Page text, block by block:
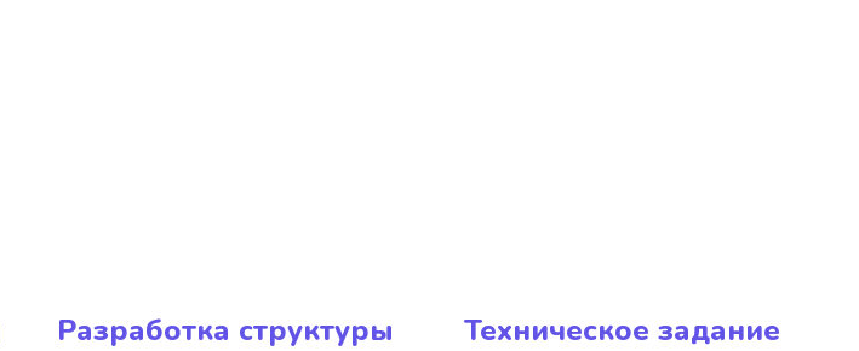
Разработка структуры Техническое задание